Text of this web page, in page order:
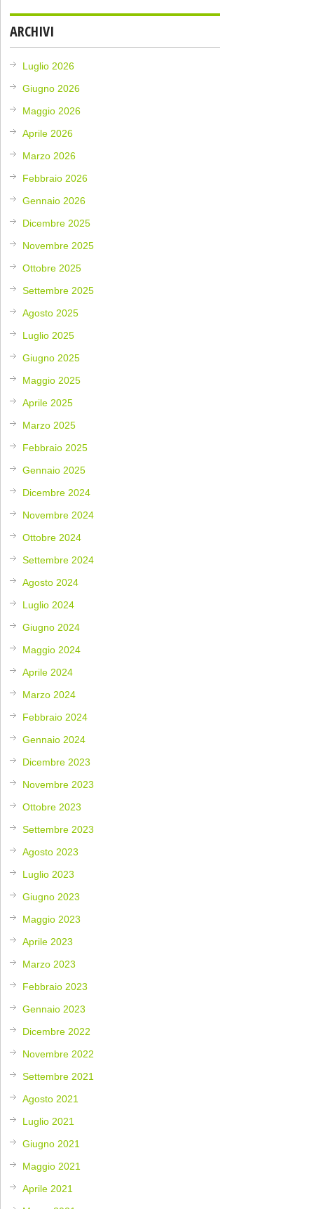
ARCHIVI
Luglio 2026
Giugno 2026
Maggio 2026
Aprile 2026
Marzo 2026
Febbraio 2026
Gennaio 2026
Dicembre 2025
Novembre 2025
Ottobre 2025
Settembre 2025
Agosto 2025
Luglio 2025
Giugno 2025
Maggio 2025
Aprile 2025
Marzo 2025
Febbraio 2025
Gennaio 2025
Dicembre 2024
Novembre 2024
Ottobre 2024
Settembre 2024
Agosto 2024
Luglio 2024
Giugno 2024
Maggio 2024
Aprile 2024
Marzo 2024
Febbraio 2024
Gennaio 2024
Dicembre 2023
Novembre 2023
Ottobre 2023
Settembre 2023
Agosto 2023
Luglio 2023
Giugno 2023
Maggio 2023
Aprile 2023
Marzo 2023
Febbraio 2023
Gennaio 2023
Dicembre 2022
Novembre 2022
Settembre 2021
Agosto 2021
Luglio 2021
Giugno 2021
Maggio 2021
Aprile 2021